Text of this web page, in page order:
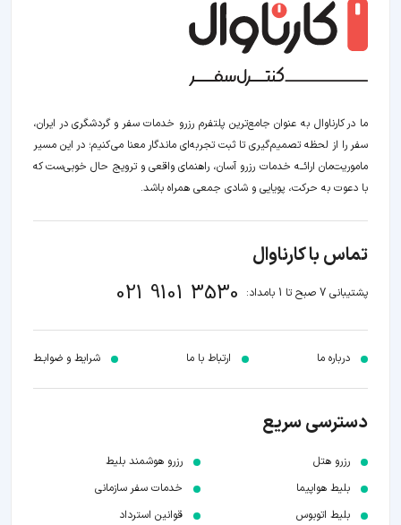
ما در کارناوال به عنوان جامع‌ترین پلتفرم رزرو خدمات سفر و گردشگری در ایران،
سفر را از لحظه‌ تصمیم‌گیری تا ثبت تجربه‌ای ماندگار معنا می‌کنیم؛ در این مسیر‍
ماموریت‌مان اراﺋــﻪ خدمات رزرو آسان، راهنمای واقعی و ترویج حال خوبی‌ست که
با دعوت به حرکت، پویایی و شادی جمعی همراه باشد.
تماس با کارناوال
پشتیبانی 7 صبح تا 1 بامداد: 021 9101 3530
درباره ما ارتباط با ما شرایط و ضوابـط
دسترسی سریع
رزرو هتل
بلیط هواپیما
بلیط اتوبوس
رزرو هوشمند بلیط
خدمات سفر سازمانی
قوانین استرداد